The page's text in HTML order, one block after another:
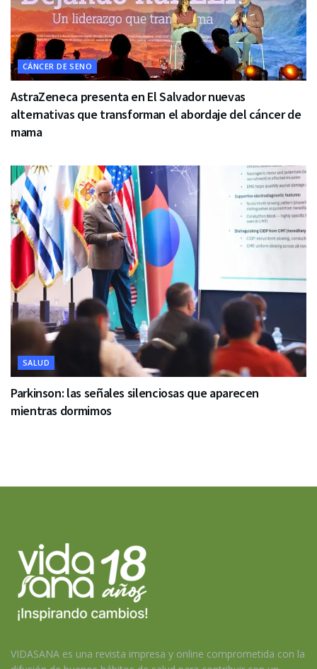
CÁNCER DE SENO
AstraZeneca presenta en El Salvador nuevas
alternativas que transforman el abordaje del cáncer de
mama
SALUD
Parkinson: las señales silenciosas que aparecen
mientras dormimos
VIDASANA es una revista impresa y online comprometida con la